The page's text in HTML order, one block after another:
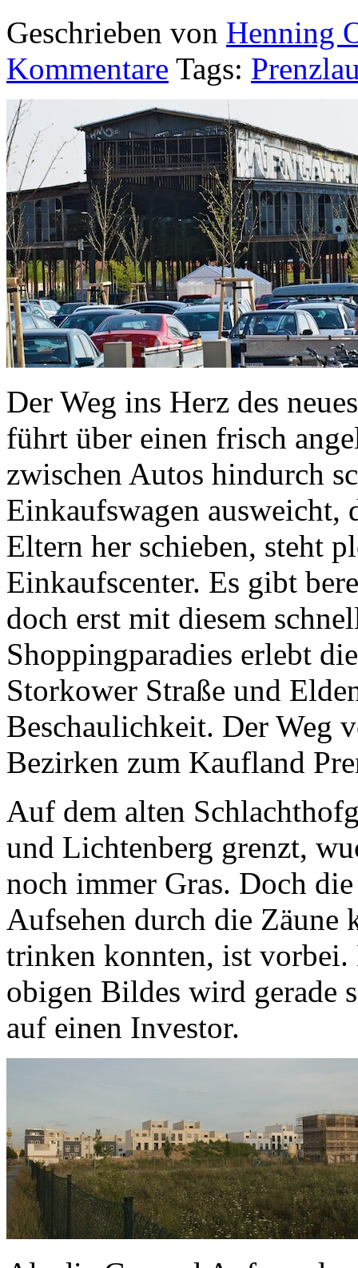
Geschrieben von Henning
Kommentare Tags:
Der Weg ins Herz des
führt über einen frisch
zwischen Autos hindurch
Einkaufswagen
Eltern her schieben, steht
Einkaufscenter. Es gibt
doch erst mit diesem
Shoppingparadies erlebt
Storkower Straße und
Beschaulichkeit. Der Weg
Bezirken zum Kaufland
Auf dem alten
und Lichtenberg grenzt,
noch immer Gras. Doch
Aufsehen durch die Zäune
trinken konnten, ist
obigen Bildes wird gerade
auf einen Investor.